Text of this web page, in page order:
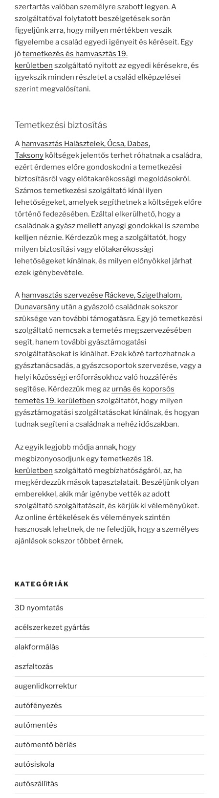
szertartás valóban személyre szabott legyen. A
szolgáltatóval folytatott beszélgetések során
figyeljünk arra, hogy milyen mértékben veszik
figyelembe a család egyedi igényeit és kéréseit. Egy
jótemetkezés és hamvasztás 19.
kerületben szolgáltató nyitott az egyedi kérésekre, és
igyekszik minden részletet a család elképzelései
szerint megvalósítani.
Temetkezési biztosítás
A hamvasztás Halásztelek, Ócsa, Dabas,
Taksony költségek jelentős terhet róhatnak a családra,
ezért érdemes előre gondoskodni a temetkezési
biztosításról vagy előtakarékossági megoldásokról.
Számos temetkezési szolgáltató kínál ilyen
lehetőségeket, amelyek segíthetnek a költségek előre
történő fedezésében. Ezáltal elkerülhető, hogy a
családnak a gyász mellett anyagi gondokkal is szembe
kelljen néznie. Kérdezzük meg a szolgáltatót, hogy
milyen biztosítási vagy előtakarékossági
lehetőségeket kínálnak, és milyen előnyökkel járhat
ezek igénybevétele.
A hamvasztás szervezése Ráckeve, Szigethalom,
Dunavarsány után a gyászoló családnak sokszor
szüksége van további támogatásra. Egy jó temetkezési
szolgáltató nemcsak a temetés megszervezésében
segít, hanem további gyásztámogatási
szolgáltatásokat is kínálhat. Ezek közé tartozhatnak a
gyásztanácsadás, a gyászcsoportok szervezése, vagy a
helyi közösségi erőforrásokhoz való hozzáférés
segítése. Kérdezzük meg az urnás és koporsós
temetés 19. kerületben szolgáltatót, hogy milyen
gyásztámogatási szolgáltatásokat kínálnak, és hogyan
tudnak segíteni a családnak a nehéz időszakban.
Az egyik legjobb módja annak, hogy
megbizonyosodjunk egytemetkezés 18.
kerületben szolgáltató megbízhatóságáról, az, ha
megkérdezzük mások tapasztalatait. Beszéljünk olyan
emberekkel, akik már igénybe vették az adott
szolgáltató szolgáltatásait, és kérjük ki véleményüket.
Az online értékelések és vélemények szintén
hasznosak lehetnek, de ne feledjük, hogy a személyes
ajánlások sokszor többet érnek.
KATEGÓRIÁK
3D nyomtatás
acélszerkezet gyártás
alakformálás
aszfaltozás
augenlidkorrektur
autófényezés
autómentés
autómentő bérlés
autósiskola
autószállítás